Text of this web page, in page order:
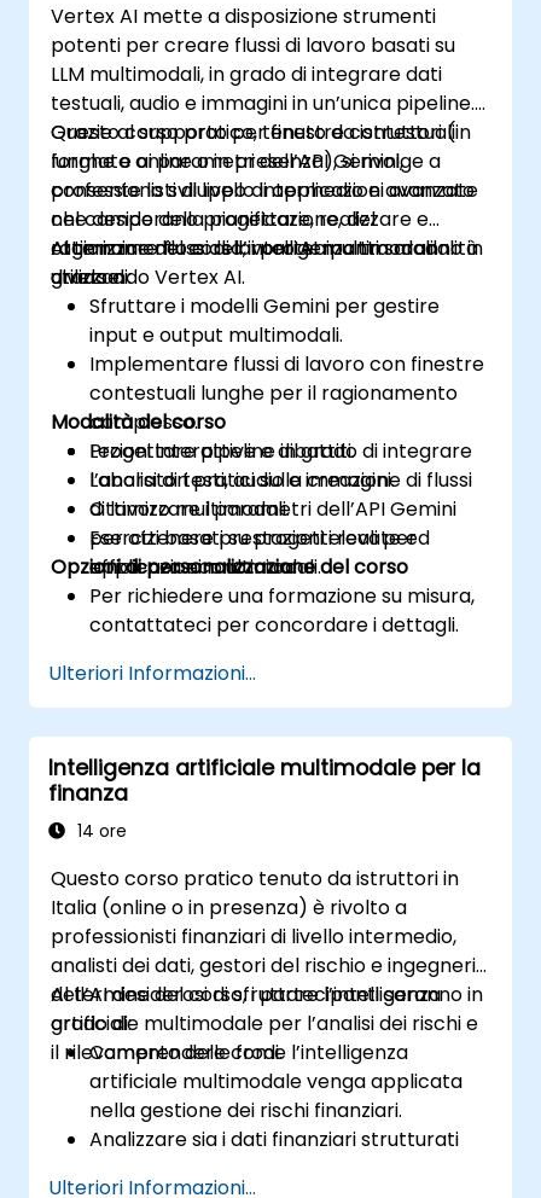
terapeutiche.
Implementare sistemi di riconoscimento
vocale e NLP orientati alla trascrizione
medica e alle interazioni con i pazienti.
Vertex AI mette a disposizione strumenti
potenti per creare flussi di lavoro basati su
LLM multimodali, in grado di integrare dati
testuali, audio e immagini in un’unica pipeline.
Grazie al supporto per finestre contestuali
lunghe e ai parametri dell’API Gemini,
consente lo sviluppo di applicazioni avanzate
nel campo della pianificazione, del
ragionamento e dell’intelligenza tra modalità
diverse.
Questo corso pratico, tenuto da istruttori (in
formato online o in presenza), si rivolge a
professionisti di livello intermedio e avanzato
che desiderano progettare, realizzare e
ottimizzare flussi di lavoro AI multimodali
utilizzando Vertex AI.
Al termine del corso, i partecipanti saranno in
grado di:
Sfruttare i modelli Gemini per gestire
input e output multimodali.
Implementare flussi di lavoro con finestre
contestuali lunghe per il ragionamento
complesso.
Progettare pipeline in grado di integrare
l’analisi di testi, audio e immagini.
Ottimizzare i parametri dell’API Gemini
per ottenere prestazioni elevate ed
efficienza economica.
Modalità del corso
Lezioni interattive e dibattiti.
Laboratori pratici sulla creazione di flussi
di lavoro multimodali.
Esercizi basati su progetti reali per
applicazioni multimodali.
Opzioni di personalizzazione del corso
Per richiedere una formazione su misura,
contattateci per concordare i dettagli.
Ulteriori Informazioni...
Intelligenza artificiale multimodale per la
finanza
14 ore
Questo corso pratico tenuto da istruttori in
Italia (online o in presenza) è rivolto a
professionisti finanziari di livello intermedio,
analisti dei dati, gestori del rischio e ingegneri
dell’AI desiderosi di sfruttare l’intelligenza
artificiale multimodale per l’analisi dei rischi e
il rilevamento delle frodi.
Al termine del corso, i partecipanti saranno in
grado di:
Comprendere come l’intelligenza
artificiale multimodale venga applicata
nella gestione dei rischi finanziari.
Analizzare sia i dati finanziari strutturati
Ulteriori Informazioni...